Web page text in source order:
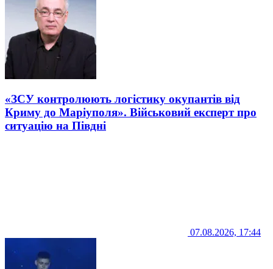
«ЗСУ контролюють логістику окупантів від
Криму до Маріуполя». Військовий експерт про
ситуацію на Півдні
07.08.2026, 17:44